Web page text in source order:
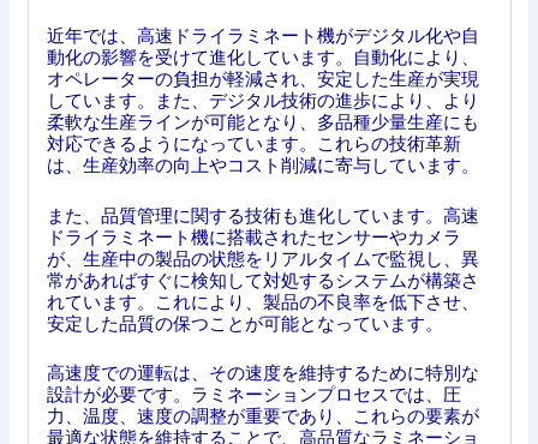
近年では、高速ドライラミネート機がデジタル化や自
動化の影響を受けて進化しています。自動化により、
オペレーターの負担が軽減され、安定した生産が実現
しています。また、デジタル技術の進歩により、より
柔軟な生産ラインが可能となり、多品種少量生産にも
対応できるようになっています。これらの技術革新
は、生産効率の向上やコスト削減に寄与しています。
また、品質管理に関する技術も進化しています。高速
ドライラミネート機に搭載されたセンサーやカメラ
が、生産中の製品の状態をリアルタイムで監視し、異
常があればすぐに検知して対処するシステムが構築さ
れています。これにより、製品の不良率を低下させ、
安定した品質の保つことが可能となっています。
高速度での運転は、その速度を維持するために特別な
設計が必要です。ラミネーションプロセスでは、圧
力、温度、速度の調整が重要であり、これらの要素が
最適な状態を維持することで、高品質なラミネーショ